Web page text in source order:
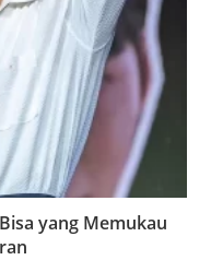
yang Memukau